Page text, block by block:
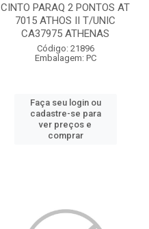
CINTO PARAQ 2 PONTOS AT
7015 ATHOS II T/UNIC
CA37975 ATHENAS
Código: 21896
Embalagem: PC
Faça seu login ou
cadastre-se para
ver preços e
comprar